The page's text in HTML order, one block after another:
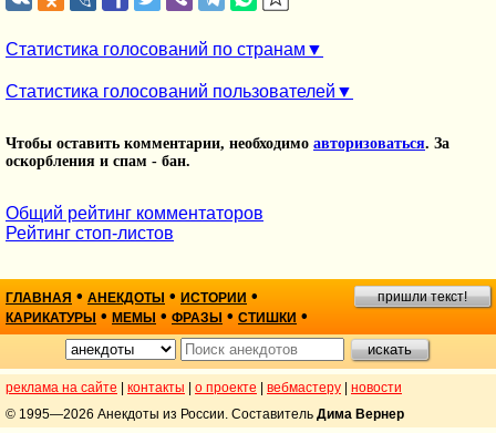
Статистика голосований по странам
Статистика голосований пользователей
Чтобы оставить комментарии, необходимо авторизоваться. За
оскорбления и спам - бан.
Общий рейтинг комментаторов
Рейтинг стоп-листов
ГЛАВНАЯ • АНЕКДОТЫ • ИСТОРИИ •
КАРИКАТУРЫ • МЕМЫ • ФРАЗЫ • СТИШКИ •
пришли текст!
реклама на сайте контакты о проекте вебмастеру
новости
© 1995—2026 Анекдоты из России. Составитель Дима Вернер